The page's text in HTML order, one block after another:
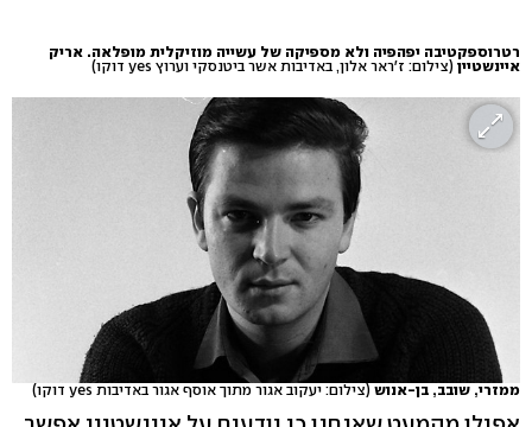
רטרוספקטיבה יפהפיה ולא מספיקה של עשייה מוזיקלית מופלאה. אריק
איינשטיין (צילום: ז'ראר אלון, באדיבות אשר ביטנסקי וערוץ yes דוקו)
ממזרי, שובב, בן-אנוש(צילום: יעקוב אגור מתוך אוסף אגור באדיבות yes דוקו)